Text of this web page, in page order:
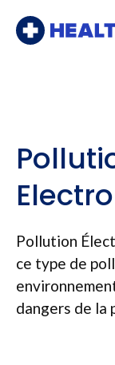
Pollution
ce type de
dangers de